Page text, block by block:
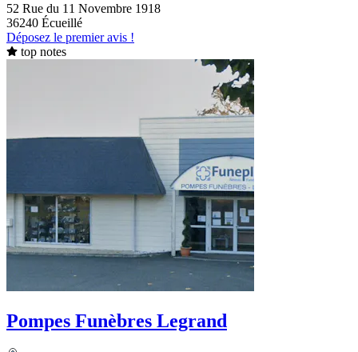
52 Rue du 11 Novembre 1918
36240 Écueillé
Déposez le premier avis !
top notes
Pompes Funèbres Legrand